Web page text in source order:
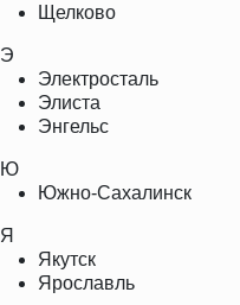
Щелково
Э
Электросталь
Элиста
Энгельс
Ю
Южно-Сахалинск
Я
Якутск
Ярославль